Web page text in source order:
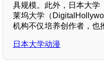
具规模。此外，日本大学
莱坞大学（
机构不仅培养创作者，也
日本大学动漫